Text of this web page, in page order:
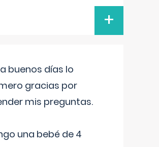
+
buenos días lo
gracias por
mis preguntas.
una bebé de 4